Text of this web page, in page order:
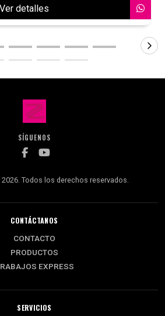
Ver detalles
SÍGUENOS
Todos los derechos reservados.
CONTÁCTANOS
CONTACTO
PRODUCTOS
EXPRESS
SERVICIOS